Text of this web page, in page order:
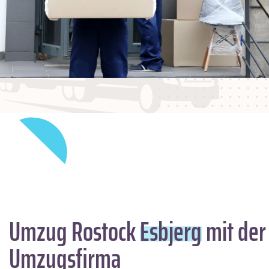
Umzug RostockEsbjergmit
Umzugsfirma